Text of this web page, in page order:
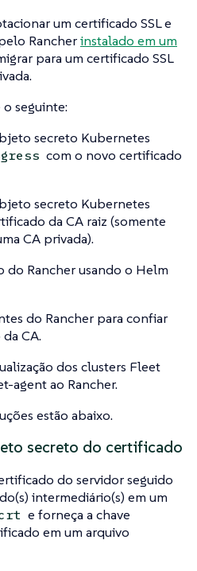
um certificado SSL e
Rancherinstalado em um
para um certificado SSL
o seguinte:
secreto Kubernetes
com o novo certificado
secreto Kubernetes
da CA raiz (somente
CA privada).
do Rancher usando o Helm
do Rancher para confiar
CA.
dos clusters Fleet
agent ao Rancher.
estão abaixo.
secreto do certificado
do servidor seguido
intermediário(s) em um
e forneça a chave
em um arquivo